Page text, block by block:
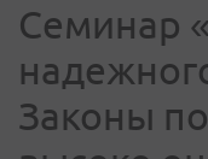
Cеминар
Законы